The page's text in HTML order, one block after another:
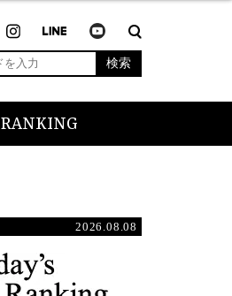
検索
RANKING
2026.08.08